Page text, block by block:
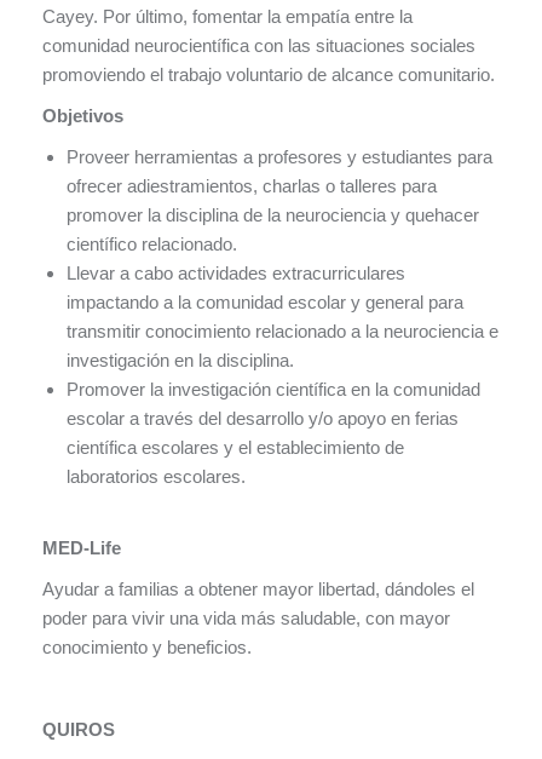
Cayey. Por último, fomentar la empatía entre la
comunidad neurocientífica con las situaciones sociales
promoviendo el trabajo voluntario de alcance comunitario.
Objetivos
Proveer herramientas a profesores y estudiantes para
ofrecer adiestramientos, charlas o talleres para
promover la disciplina de la neurociencia y quehacer
científico relacionado.
Llevar a cabo actividades extracurriculares
impactando a la comunidad escolar y general para
transmitir conocimiento relacionado a la neurociencia e
investigación en la disciplina.
Promover la investigación científica en la comunidad
escolar a través del desarrollo y/o apoyo en ferias
científica escolares y el establecimiento de
laboratorios escolares.
MED-Life
Ayudar a familias a obtener mayor libertad, dándoles el
poder para vivir una vida más saludable, con mayor
conocimiento y beneficios.
QUIROS